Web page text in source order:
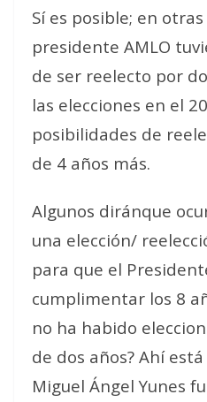
Sí es posible; en
presidente AMLO
de ser reelecto por
las elecciones en el
posibilidades de
de 4 años más.
Algunos diránque
una elección/
para que el
cumplimentar los 8
no ha habido
de dos años? Ahí
Miguel Ángel Yunes